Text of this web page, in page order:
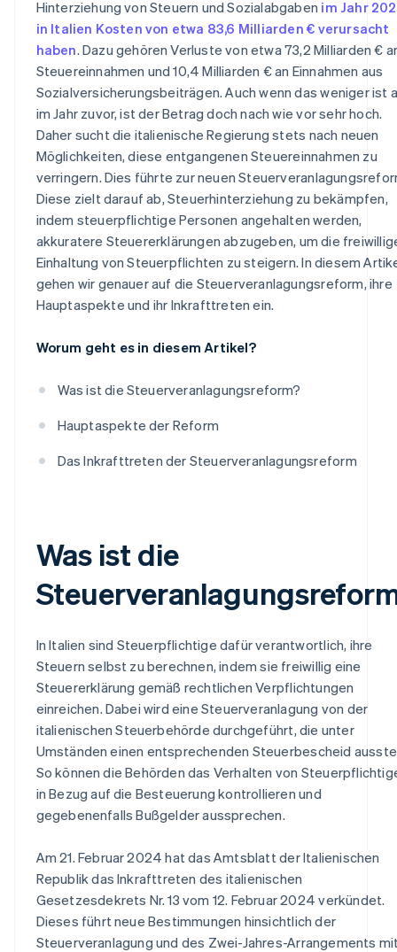
Überarbeitung der Begrenzung und der
für die Steuerveranlagung
Regulierung des Zwei-Jahres-Arrangements mit
Gläubigern
Hinterziehung von Steuern und Sozialabgaben im Jahr
in Italien Kosten von etwa 83,6 Milliarden € verursacht
haben. Dazu gehören Verluste von etwa 73,2 Milliarden €
Steuereinnahmen und 10,4 Milliarden € an Einnahmen aus
Sozialversicherungsbeiträgen. Auch wenn das weniger ist
im Jahr zuvor, ist der Betrag doch nach wie vor sehr hoch.
Daher sucht die italienische Regierung stets nach neuen
Möglichkeiten, diese entgangenen Steuereinnahmen zu
verringern. Dies führte zur neuen
Diese zielt darauf ab, Steuerhinterziehung zu bekämpfen,
indem steuerpflichtige Personen angehalten werden,
akkuratere Steuererklärungen abzugeben, um die
Einhaltung von Steuerpflichten zu steigern. In diesem
gehen wir genauer auf die Steuerveranlagungsreform, ihre
Hauptaspekte und ihr Inkrafttreten ein.
Worum geht es in diesem Artikel?
Was ist die Steuerveranlagungsreform?
Hauptaspekte der Reform
Das Inkrafttreten der Steuerveranlagungsreform
Was ist die
In Italien sind Steuerpflichtige dafür verantwortlich, ihre
Steuern selbst zu berechnen, indem sie freiwillig eine
Steuererklärung gemäß rechtlichen Verpflichtungen
einreichen. Dabei wird eine Steuerveranlagung von der
italienischen Steuerbehörde durchgeführt, die unter
Umständen einen entsprechenden Steuerbescheid
So können die Behörden das Verhalten von
in Bezug auf die Besteuerung kontrollieren und
gegebenenfalls Bußgelder aussprechen.
Am 21. Februar 2024 hat das Amtsblatt der Italienischen
Republik das Inkrafttreten des italienischen
Gesetzesdekrets Nr. 13 vom 12. Februar 2024 verkündet.
Dieses führt neue Bestimmungen hinsichtlich der
Steuerveranlagung und des Zwei-Jahres-Arrangements